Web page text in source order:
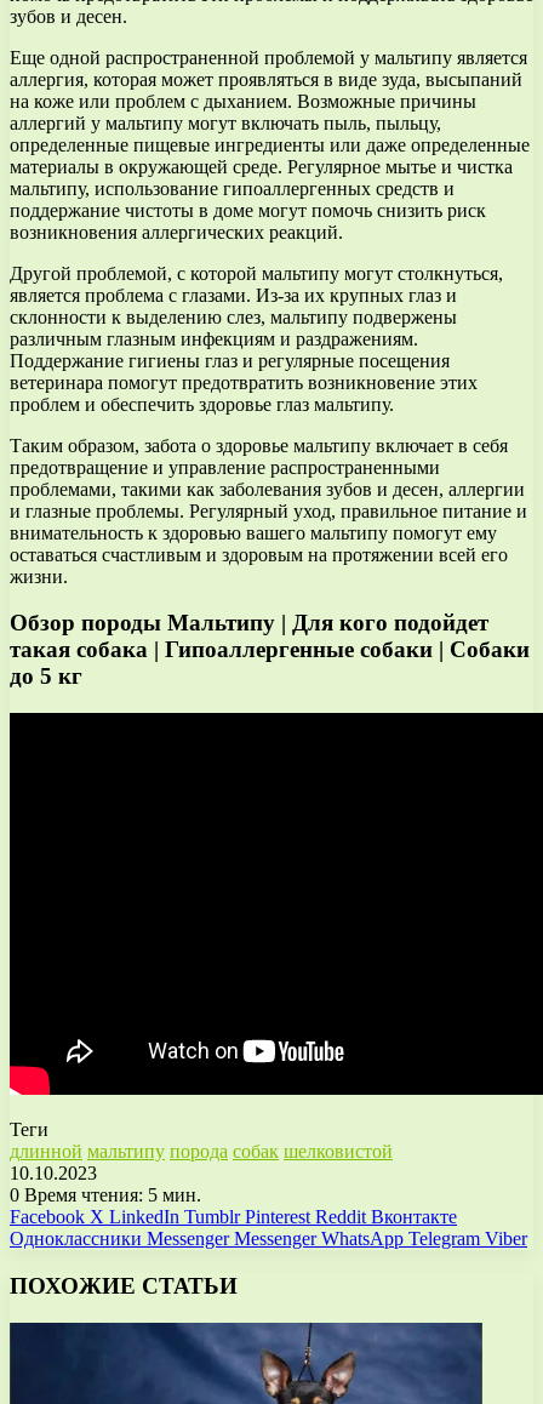
зубов и десен.
Еще одной распространенной проблемой у мальтипу является
аллергия, которая может проявляться в виде зуда, высыпаний
на коже или проблем с дыханием. Возможные причины
аллергий у мальтипу могут включать пыль, пыльцу,
определенные пищевые ингредиенты или даже определенные
материалы в окружающей среде. Регулярное мытье и чистка
мальтипу, использование гипоаллергенных средств и
поддержание чистоты в доме могут помочь снизить риск
возникновения аллергических реакций.
Другой проблемой, с которой мальтипу могут столкнуться,
является проблема с глазами. Из-за их крупных глаз и
склонности к выделению слез, мальтипу подвержены
различным глазным инфекциям и раздражениям.
Поддержание гигиены глаз и регулярные посещения
ветеринара помогут предотвратить возникновение этих
проблем и обеспечить здоровье глаз мальтипу.
Таким образом, забота о здоровье мальтипу включает в себя
предотвращение и управление распространенными
проблемами, такими как заболевания зубов и десен, аллергии
и глазные проблемы. Регулярный уход, правильное питание и
внимательность к здоровью вашего мальтипу помогут ему
оставаться счастливым и здоровым на протяжении всей его
жизни.
Обзор породы Мальтипу | Для кого подойдет
такая собака | Гипоаллергенные собаки | Собаки
до 5 кг
Теги
длинной мальтипу порода собак шелковистой
10.10.2023
0 Время чтения: 5 мин.
Facebook X LinkedIn Tumblr Pinterest Reddit Вконтакте
Одноклассники Messenger Messenger WhatsApp Telegram Viber
ПОХОЖИЕ СТАТЬИ